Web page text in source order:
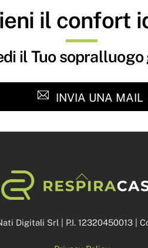
il confort
il Tuo
INVIA UNA MAIL
Back
To
Digitali Srl | P.I. 12320450013 |